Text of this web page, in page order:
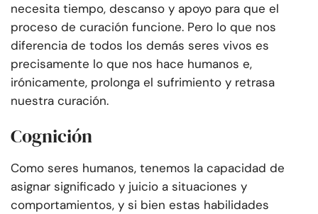
necesita tiempo, descanso y apoyo para que el
proceso de curación funcione. Pero lo que nos
diferencia de todos los demás seres vivos es
precisamente lo que nos hace humanos e,
irónicamente, prolonga el sufrimiento y retrasa
nuestra curación.
Cognición
Como seres humanos, tenemos la capacidad de
asignar significado y juicio a situaciones y
comportamientos, y si bien estas habilidades